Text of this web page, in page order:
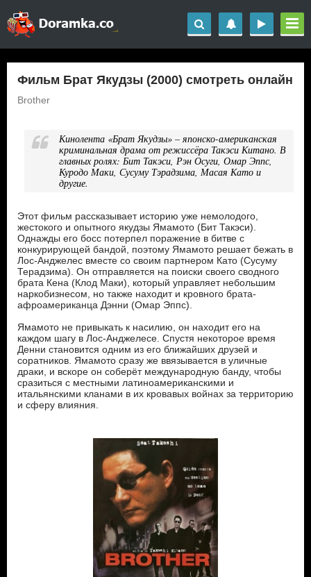
Фильм Брат Якудзы (2000) смотреть онлайн
Brother
Кинолента «Брат Якудзы» – японско-американская
криминальная драма от режиссёра Такэси Китано. В
главных ролях: Бит Такэси, Рэн Осуги, Омар Эппс,
Куродо Маки, Сусуму Тэрадзима, Масая Като и
другие.
Этот фильм рассказывает историю уже немолодого,
жестокого и опытного якудзы Ямамото (Бит Такэси).
Однажды его босс потерпел поражение в битве с
конкурирующей бандой, поэтому Ямамото решает бежать в
Лос-Анджелес вместе со своим партнером Като (Сусуму
Терадзима). Он отправляется на поиски своего сводного
брата Кена (Клод Маки), который управляет небольшим
наркобизнесом, но также находит и кровного брата-
афроамериканца Дэнни (Омар Эппс).
Ямамото не привыкать к насилию, он находит его на
каждом шагу в Лос-Анджелесе. Спустя некоторое время
Денни становится одним из его ближайших друзей и
соратников. Ямамото сразу же ввязывается в уличные
драки, и вскоре он соберёт международную банду, чтобы
сразиться с местными латиноамериканскими и
итальянскими кланами в их кровавых войнах за территорию
и сферу влияния.